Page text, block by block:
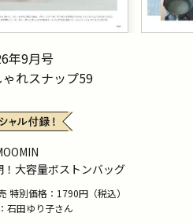
年9月号
れスナップ59
大容量ボストンバッグ
特別価格：1790円（税込）
石田ゆり子さん